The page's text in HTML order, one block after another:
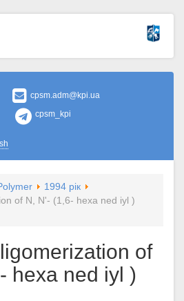
cpsm.adm@kpi.ua
cpsm_kpi
1994 рік
of N, N'- (1,6- hexa ned iyl )
of
hexa ned iyl )